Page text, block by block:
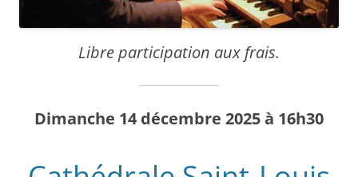
Libre participation aux frais.
Dimanche 14 décembre 2025 à 16h30